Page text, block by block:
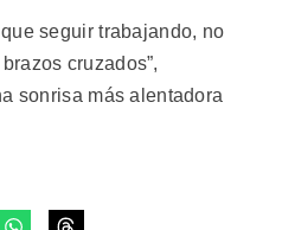
seguir trabajando, no
cruzados”,
sonrisa más alentadora